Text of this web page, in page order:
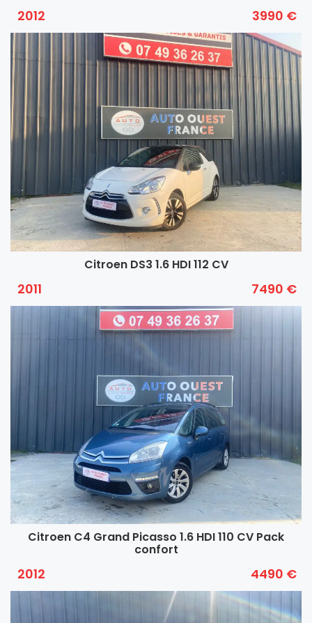
2012 3990 €
Citroen DS3 1.6 HDI 112 CV
2011 7490 €
Citroen C4 Grand Picasso 1.6 HDI 110 CV Pack
confort
2012 4490 €